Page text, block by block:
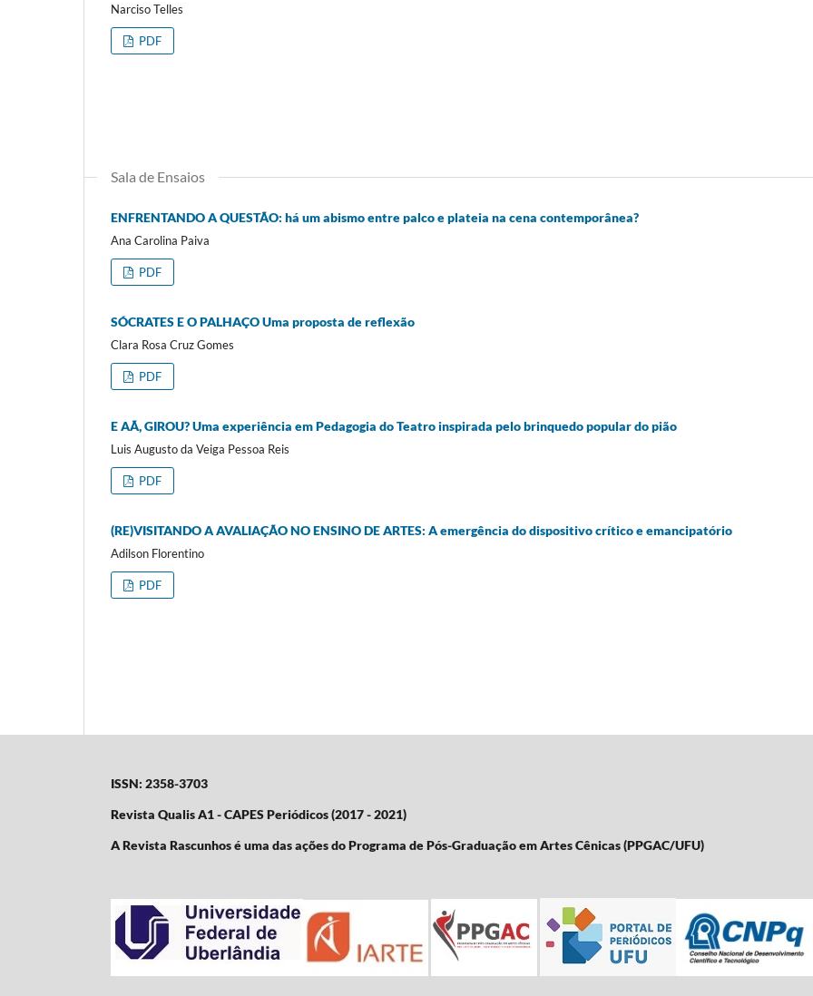
Narciso Telles
PDF
Sala de Ensaios
ENFRENTANDO A QUESTÃO: há um abismo entre palco e plateia na cena contemporânea?
Ana Carolina Paiva
PDF
SÓCRATES E O PALHAÇO Uma proposta de reflexão
Clara Rosa Cruz Gomes
PDF
E AÃ, GIROU? Uma experiência em Pedagogia do Teatro inspirada pelo brinquedo popular do pião
Luis Augusto da Veiga Pessoa Reis
PDF
(RE)VISITANDO A AVALIAÇÃO NO ENSINO DE ARTES: A emergência do dispositivo crítico e emancipatório
Adilson Florentino
PDF
ISSN: 2358-3703
Revista Qualis A1 - CAPES Periódicos (2017 - 2021)
A Revista Rascunhos é uma das ações do Programa de Pós-Graduação em Artes Cênicas (PPGAC/UFU)